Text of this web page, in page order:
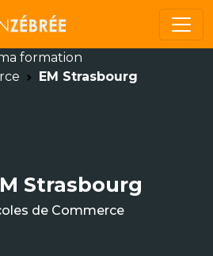
formation
EM Strasbourg
Strasbourg
de Commerce